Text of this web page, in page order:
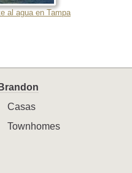
al agua en Tampa
Brandon
Casas
Townhomes